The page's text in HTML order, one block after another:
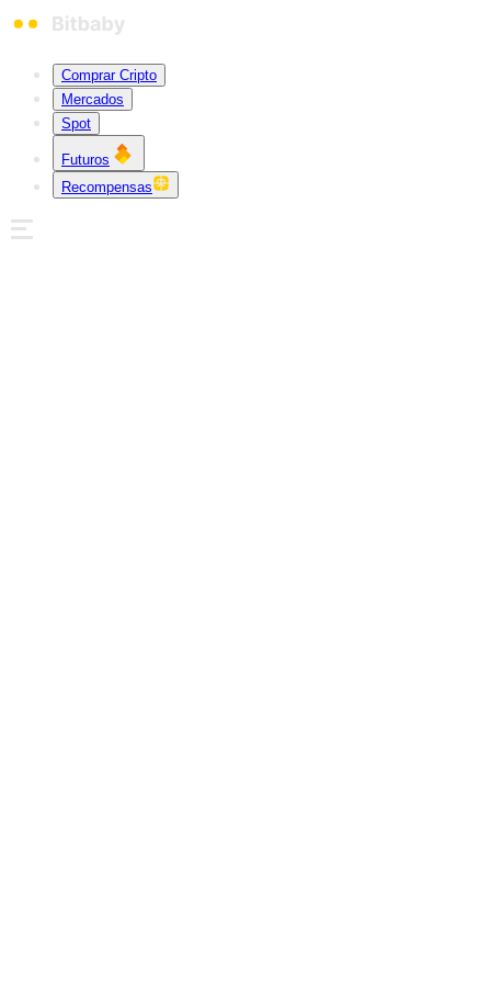
Comprar Cripto
Mercados
Spot
Futuros
Recompensas